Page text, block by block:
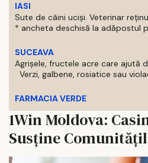
IASI
Sute de câini uciși. Veterinar
* ancheta deschisă la adăpostul
SUCEAVA
Agrișele, fructele acre care ajută
Verzi, galbene, rosiatice sau
FARMACIA VERDE
1Win Moldova:
Susține